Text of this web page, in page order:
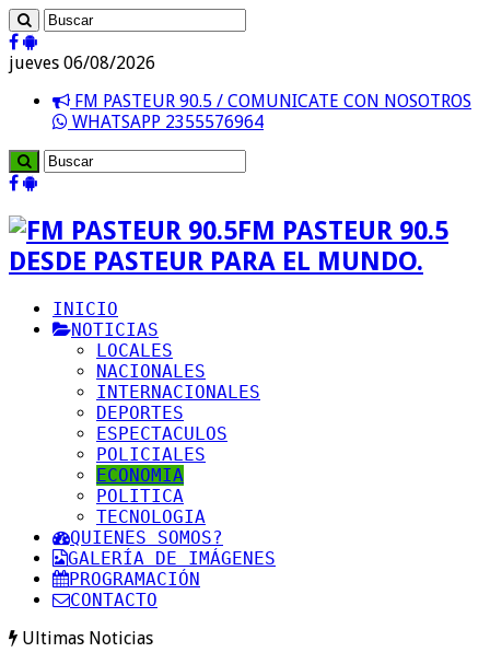
jueves 06/08/2026
FM PASTEUR 90.5 / COMUNICATE CON NOSOTROS
WHATSAPP 2355576964
FM PASTEUR 90.5
DESDE PASTEUR PARA EL MUNDO.
INICIO
NOTICIAS
LOCALES
NACIONALES
INTERNACIONALES
DEPORTES
ESPECTACULOS
POLICIALES
ECONOMIA
POLITICA
TECNOLOGIA
QUIENES SOMOS?
GALERÍA DE IMÁGENES
PROGRAMACIÓN
CONTACTO
Ultimas Noticias